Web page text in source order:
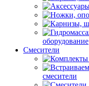
оборудование
Смесители
смесители